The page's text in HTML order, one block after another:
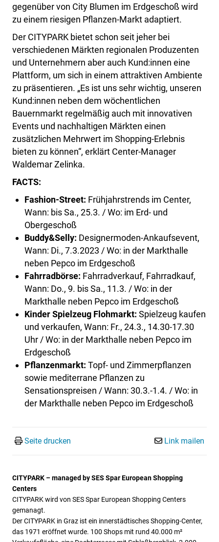
gegenüber von City Blumen im Erdgeschoß wird
zu einem riesigen Pflanzen-Markt adaptiert.
Der CITYPARK bietet schon seit jeher bei
verschiedenen Märkten regionalen Produzenten
und Unternehmern aber auch Kund:innen eine
Plattform, um sich in einem attraktiven Ambiente
zu präsentieren. „Es ist uns sehr wichtig, unseren
Kund:innen neben dem wöchentlichen
Bauernmarkt regelmäßig auch mit innovativen
Events und nachhaltigen Märkten einen
zusätzlichen Mehrwert im Shopping-Erlebnis
bieten zu können“, erklärt Center-Manager
Waldemar Zelinka.
FACTS:
Fashion-Street: Frühjahrstrends im Center,
Wann: bis Sa., 25.3. / Wo: im Erd- und
Obergeschoß
Buddy&Selly: Designermoden-Ankaufsevent,
Wann: Di., 7.3.2023 / Wo: in der Markthalle
neben Pepco im Erdgeschoß
Fahrradbörse: Fahrradverkauf, Fahrradkauf,
Wann: Do., 9. bis Sa., 11.3. / Wo: in der
Markthalle neben Pepco im Erdgeschoß
Kinder Spielzeug Flohmarkt: Spielzeug kaufen
und verkaufen, Wann: Fr., 24.3., 14.30-17.30
Uhr / Wo: in der Markthalle neben Pepco im
Erdgeschoß
Pflanzenmarkt: Topf- und Zimmerpflanzen
sowie mediterrane Pflanzen zu
Sensationspreisen / Wann: 30.3.-1.4. / Wo: in
der Markthalle neben Pepco im Erdgeschoß
Seite drucken Link mailen
CITYPARK – managed by SES Spar European Shopping
Centers
CITYPARK wird von SES Spar European Shopping Centers
gemanagt.
Der CITYPARK in Graz ist ein innerstädtisches Shopping-Center,
das 1971 eröffnet wurde. 100 Shops mit rund 40.000 m²